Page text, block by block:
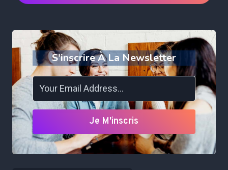
S'inscrire À La Newsletter
Je M'inscris